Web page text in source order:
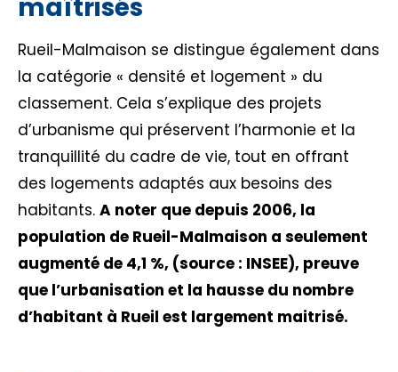
maîtrisés
Rueil-Malmaison se distingue également dans
la catégorie « densité et logement » du
classement. Cela s’explique des projets
d’urbanisme qui préservent l’harmonie et la
tranquillité du cadre de vie, tout en offrant
des logements adaptés aux besoins des
habitants. A noter que depuis 2006, la
population de Rueil-Malmaison a seulement
augmenté de 4,1 %, (source : INSEE), preuve
que l’urbanisation et la hausse du nombre
d’habitant à Rueil est largement maitrisé.